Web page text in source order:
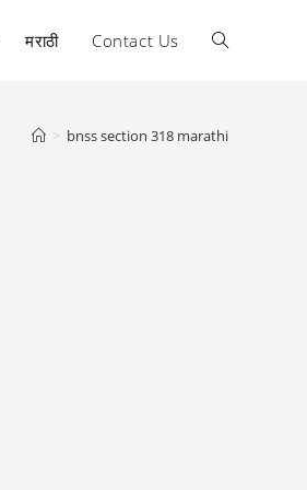
मराठी Contact Us Toggle
> bnss section 318 marathi